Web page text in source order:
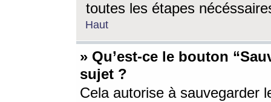
toutes les étapes
Haut
» Qu’est-ce le bouton
sujet ?
Cela autorise à sauvegarder